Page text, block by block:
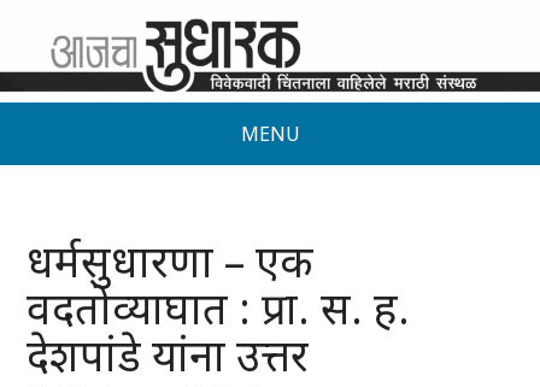
MENU
धर्मसुधारणा – एक
वदतोव्याघात : प्रा. स. ह.
देशपांडे यांना उत्तर